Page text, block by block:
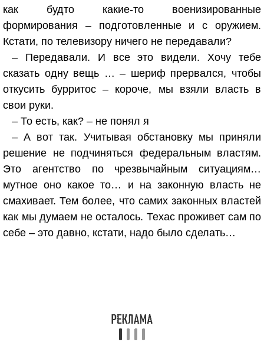
как будто какие-то военизированные
формирования – подготовленные и с оружием.
Кстати, по телевизору ничего не передавали?
– Передавали. И все это видели. Хочу тебе
сказать одну вещь … – шериф прервался, чтобы
откусить бурритос – короче, мы взяли власть в
свои руки.
– То есть, как? – не понял я
– А вот так. Учитывая обстановку мы приняли
решение не подчиняться федеральным властям.
Это агентство по чрезвычайным ситуациям…
мутное оно какое то… и на законную власть не
смахивает. Тем более, что самих законных властей
как мы думаем не осталось. Техас проживет сам по
себе – это давно, кстати, надо было сделать…